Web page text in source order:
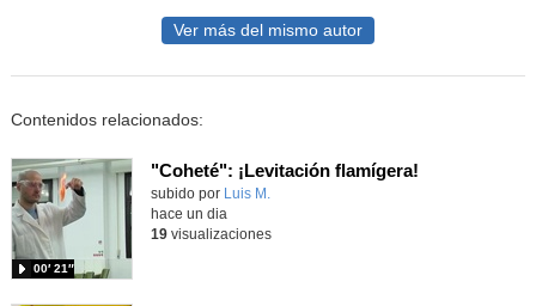
Ver más del mismo autor
Contenidos relacionados:
"Coheté": ¡Levitación flamígera!
Contenido educativo.
subido por Luis M.
00′ 21″
hace un dia
19visualizaciones